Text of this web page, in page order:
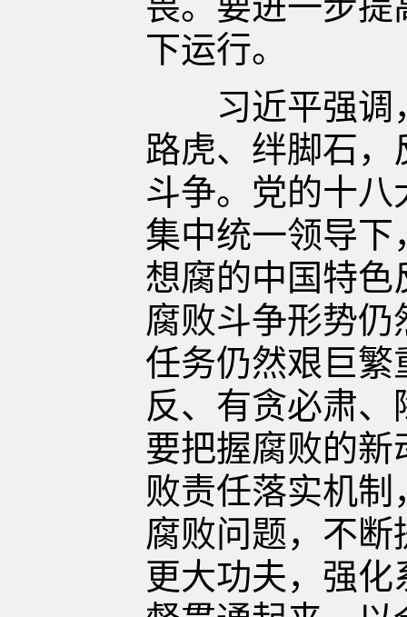
下运行。
习近平强调，
路虎、绊脚石
斗争。党的十
集中统一领导
想腐的中国特
腐败斗争形势
任务仍然艰巨
反、有贪必肃
要把握腐败的
败责任落实机
腐败问题，不
更大功夫，强